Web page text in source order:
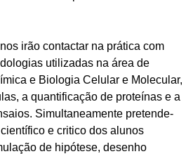
irão contactar na prática com
utilizadas na área de
e Biologia Celular e Molecular,
a quantificação de proteínas e a
Simultaneamente pretende-
e critico dos alunos
de hipótese, desenho